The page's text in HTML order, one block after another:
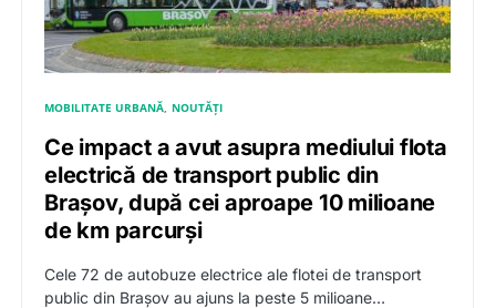
MOBILITATE URBANĂ NOUTĂȚI
Ce impact a avut asupra mediului flota
electrică de transport public din
Brașov, după cei aproape 10 milioane
de km parcurși
Cele 72 de autobuze electrice ale flotei de transport
public din Brașov au ajuns la peste 5 milioane…